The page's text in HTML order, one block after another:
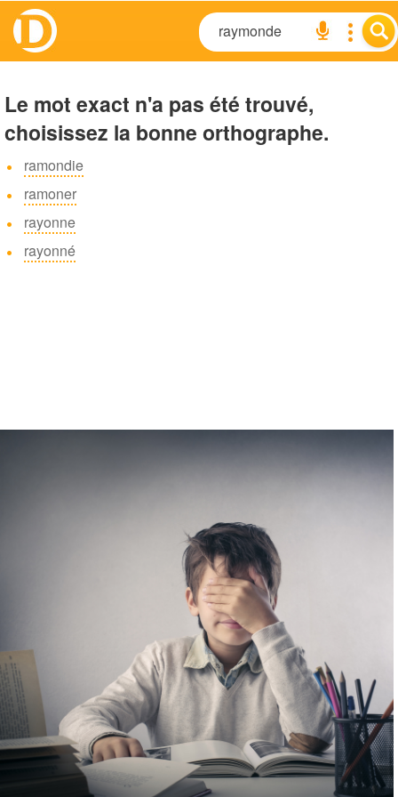
Le mot exact n'a pas été trouvé,
choisissez la bonne orthographe.
ramondie
ramoner
rayonne
rayonné